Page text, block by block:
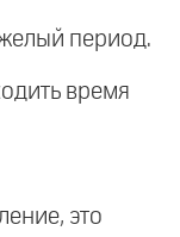
период.
время
это